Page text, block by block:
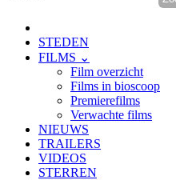
STEDEN
FILMS ⌄
Film overzicht
Films in bioscoop
Premierefilms
Verwachte films
NIEUWS
TRAILERS
VIDEOS
STERREN